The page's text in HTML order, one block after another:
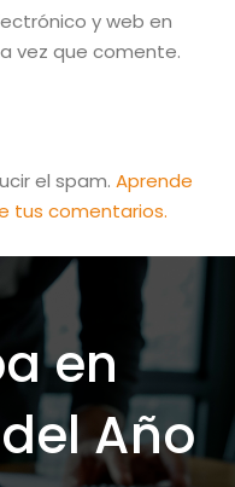
y web en
vez que comente.
el spam.Aprende
tus comentarios.
en
Año